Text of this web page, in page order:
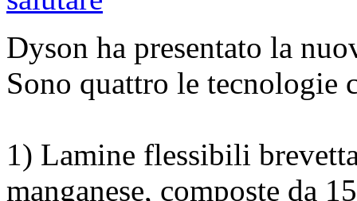
Dyson ha presentato la
Sono quattro le tecnologie
1) Lamine flessibili
manganese, composte da